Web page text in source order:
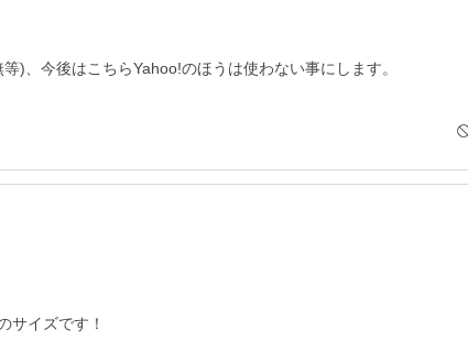
)、今後はこちらYahoo!のほうは使わない事にします。
サイズです！